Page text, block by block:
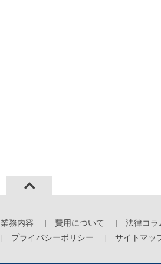
業務内容 費用について 法律コラ
プライバシーポリシー サイトマッ